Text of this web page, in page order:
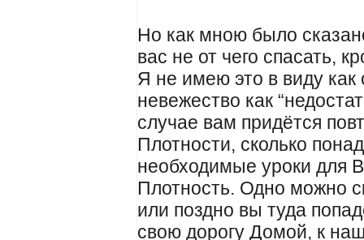
Но как мною было
вас не от чего спасать,
Я не имею это в виду как
невежество как
случае вам придётся
Плотности, сколько
необходимые уроки для
Плотность. Одно можно
или поздно вы туда
свою дорогу Домой, к